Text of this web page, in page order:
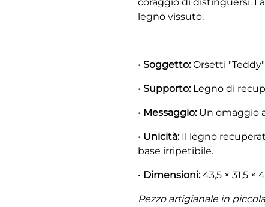
legno vissuto.
• Soggetto:Orsetti
• Supporto:Legno di
• Messaggio:Un omaggio
• Unicità:Il legno
base irripetibile.
• Dimensioni:43,5 × 31,5 ×
Pezzo artigianale in